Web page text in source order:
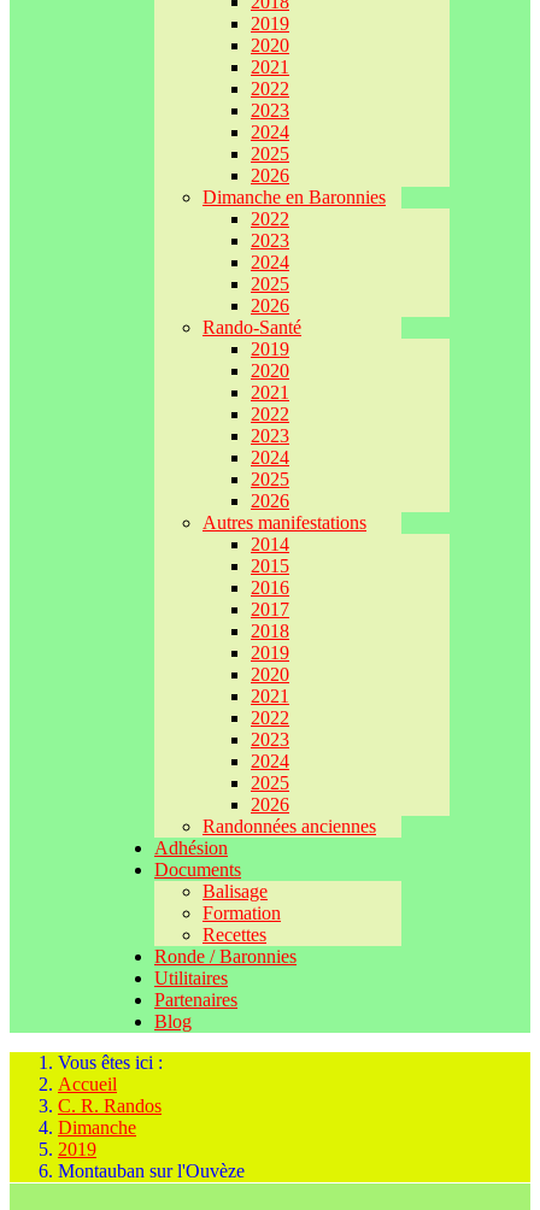
2019
2020
2021
2022
2023
2024
2025
2026
Dimanche en Baronnies
2022
2023
2024
2025
2026
Rando-Santé
2019
2020
2021
2022
2023
2024
2025
2026
Autres manifestations
2014
2015
2016
2017
2018
2019
2020
2021
2022
2023
2024
2025
2026
Randonnées anciennes
Adhésion
Documents
Balisage
Formation
Recettes
Ronde / Baronnies
Utilitaires
Partenaires
Blog
Vous êtes ici :
Accueil
C. R. Randos
Dimanche
2019
Montauban sur l'Ouvèze